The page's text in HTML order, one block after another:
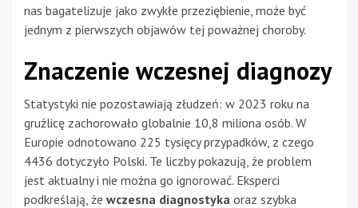
nas bagatelizuje jako zwykłe przeziębienie, może być
jednym z pierwszych objawów tej poważnej choroby.
Znaczenie wczesnej diagnozy
Statystyki nie pozostawiają złudzeń: w 2023 roku na
gruźlicę zachorowało globalnie 10,8 miliona osób. W
Europie odnotowano 225 tysięcy przypadków, z czego
4436 dotyczyło Polski. Te liczby pokazują, że problem
jest aktualny i nie można go ignorować. Eksperci
podkreślają, że wczesna diagnostyka oraz szybka